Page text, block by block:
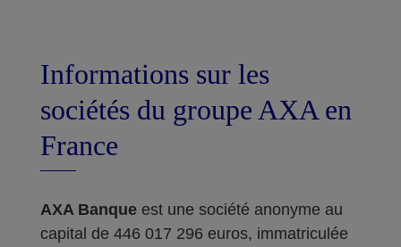
Informations sur les
sociétés du groupe AXA en
France
AXA Banque est une société anonyme au
capital de 446 017 296 euros, immatriculée